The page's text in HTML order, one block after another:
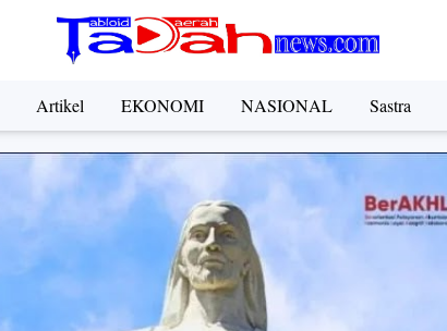
Artikel EKONOMI NASIONAL Sastra